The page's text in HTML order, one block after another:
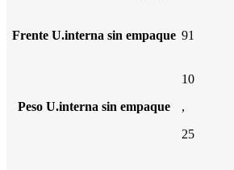
Frente U.interna sin empaque 91
Peso U.interna sin empaque
10
,
25